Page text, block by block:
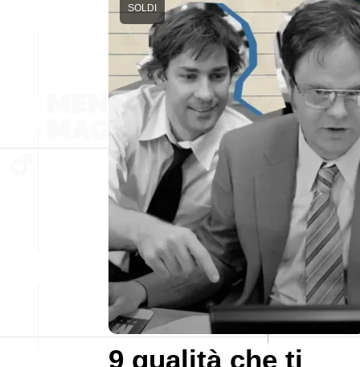
9 qualità che ti
SOLDI